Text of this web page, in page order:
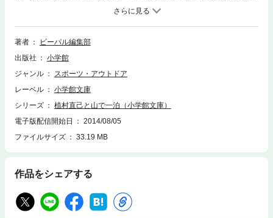
ます。1983年5月8日、9日ビーパルのスタッフは植村直己と1泊2日のキャ
ンプをした。日本人初のエベレスト登頂をはじめ五大陸最高峰登頂、北極
圏1万2千キロ犬ゾリ走破、北極点単独到達などさまざまな偉業を達成した
冒険家は、つかの間の休みを心から楽しんだ。焚き火に顔を火照らせなが
リーで消息を絶ってしまう彼にとって、これが最後の世間話になってしま
った。※この商品は紙の書籍のページを画像にした電子書籍です。文字サ
試し読みファイルにより、ご購入前にお手持ちの端末での表示をご確認く
ださい。
著者
ビーパル編集部
出版社
小学館
ジャンル
スポーツ・アウトドア
レーベル
小学館文庫
シリーズ
植村直己と山で一泊（小学館文庫）
電子版配信開始日
2014/08/05
ファイルサイズ
33.19 MB
作品をシェアする